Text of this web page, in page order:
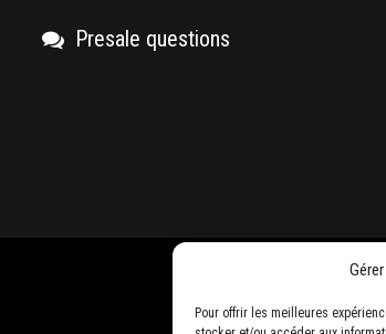
Pour offrir les meilleures
Presale questions